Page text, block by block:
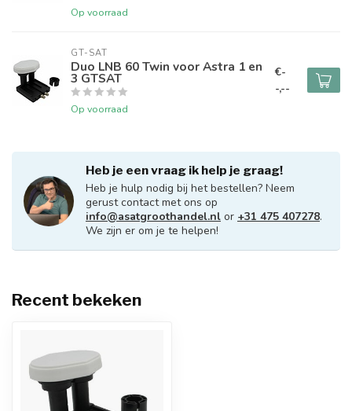
Op voorraad
GT-SAT
Duo LNB 60 Twin voor Astra 1 en
3 GTSAT
Op voorraad
€-
-,--
Heb je een vraag ik help je graag!
Heb je hulp nodig bij het bestellen? Neem
gerust contact met ons op
info@asatgroothandel.nl or +31 475 407278.
We zijn er om je te helpen!
Recent bekeken